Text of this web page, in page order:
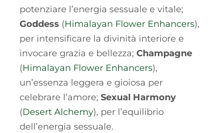
potenziare l’energia sessuale e vitale;
Goddess (Himalayan Flower Enhancers),
per intensificare la divinità interiore e
invocare grazia e bellezza; Champagne
(Himalayan Flower Enhancers),
un’essenza leggera e gioiosa per
celebrare l’amore; Sexual Harmony
(Desert Alchemy), per l’equilibrio
dell’energia sessuale.